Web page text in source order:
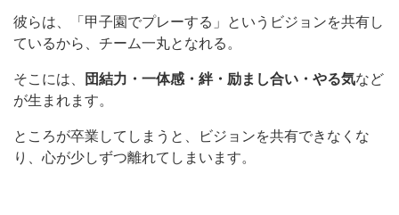
彼らは、「甲子園でプレーする」というビジョンを共有し
ているから、チーム一丸となれる。
そこには、 団結力・一体感・絆・励まし合い・やる気など
が生まれます。
ところが卒業してしまうと、ビジョンを共有できなくな
り、心が少しずつ離れてしまいます。